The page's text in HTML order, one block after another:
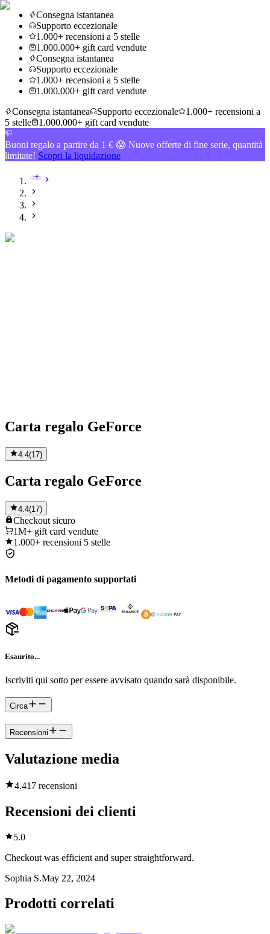
Consegna istantanea
Supporto eccezionale
1.000+ recensioni a 5 stelle
1.000.000+ gift card vendute
Consegna istantanea
Supporto eccezionale
1.000+ recensioni a 5 stelle
1.000.000+ gift card vendute
Consegna istantanea
Supporto eccezionale
1.000+ recensioni a
5 stelle
1.000.000+ gift card vendute
Buoni regalo a partire da 1 € 😱 Nuove offerte di fine serie, quantità
limitate! Scopri la liquidazione
Carta regalo GeForce
4.4(17)
Carta regalo GeForce
4.4(17)
Checkout sicuro
1M+ gift card vendute
1.000+ recensioni 5 stelle
Metodi di pagamento supportati
Esaurito...
Iscriviti qui sotto per essere avvisato quando sarà disponibile.
Circa
Recensioni
Valutazione media
4.417 recensioni
Recensioni dei clienti
5.0
Checkout was efficient and super straightforward.
Sophia S.May 22, 2024
Prodotti correlati